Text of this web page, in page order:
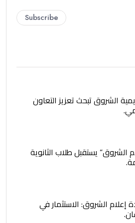
Subscribe
الشروق تبحث تعزيز التعاون
الشروق” يستقبل طلاب الثانوية
إعلام الشروق: الاستثمار في